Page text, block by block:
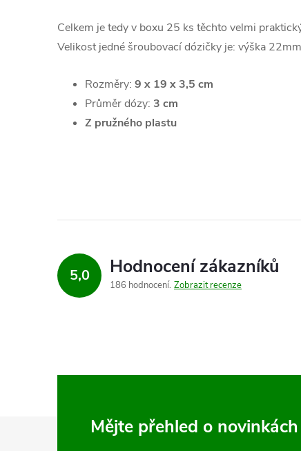
Celkem je tedy v boxu 25 ks těchto velmi
Velikost jedné šroubovací dózičky je: výška
Rozměry: 9 x 19 x 3,5 cm
Průměr dózy: 3 cm
Z pružného plastu
5,0 Hodnocení zákazníků
186 hodnocení Zobrazit recenze
Mějte přehled o novinkách